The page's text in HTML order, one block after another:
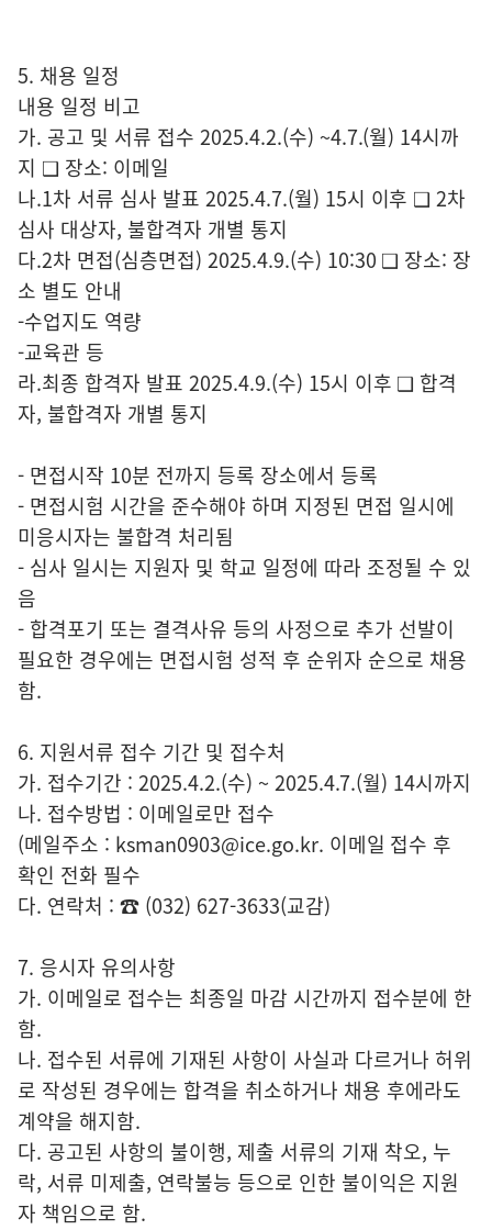
5. 채용 일정
내용 일정 비고
가. 공고 및 서류 접수 2025.4.2.(수) ~4.7.(월) 14시까
지 ❑ 장소: 이메일
나.1차 서류 심사 발표 2025.4.7.(월) 15시 이후 ❑ 2차
심사 대상자, 불합격자 개별 통지
다.2차 면접(심층면접) 2025.4.9.(수) 10:30 ❑ 장소: 장
소 별도 안내
-수업지도 역량
-교육관 등
라.최종 합격자 발표 2025.4.9.(수) 15시 이후 ❑ 합격
자, 불합격자 개별 통지
- 면접시작 10분 전까지 등록 장소에서 등록
- 면접시험 시간을 준수해야 하며 지정된 면접 일시에
미응시자는 불합격 처리됨
- 심사 일시는 지원자 및 학교 일정에 따라 조정될 수 있
음
- 합격포기 또는 결격사유 등의 사정으로 추가 선발이
필요한 경우에는 면접시험 성적 후 순위자 순으로 채용
함.
6. 지원서류 접수 기간 및 접수처
가. 접수기간 : 2025.4.2.(수) ~ 2025.4.7.(월) 14시까지
나. 접수방법 : 이메일로만 접수
(메일주소 : ksman0903@ice.go.kr. 이메일 접수 후
확인 전화 필수
다. 연락처 : ☎ (032) 627-3633(교감)
7. 응시자 유의사항
가. 이메일로 접수는 최종일 마감 시간까지 접수분에 한
함.
나. 접수된 서류에 기재된 사항이 사실과 다르거나 허위
로 작성된 경우에는 합격을 취소하거나 채용 후에라도
계약을 해지함.
다. 공고된 사항의 불이행, 제출 서류의 기재 착오, 누
락, 서류 미제출, 연락불능 등으로 인한 불이익은 지원
자 책임으로 함.